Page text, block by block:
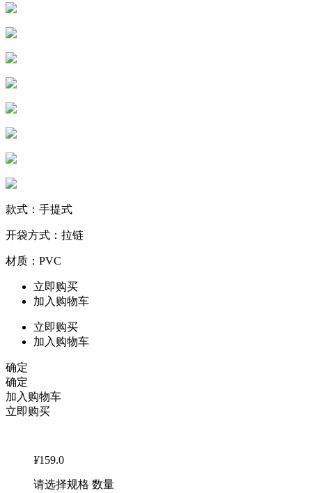
款式：手提式
开袋方式：拉链
材质：PVC
立即购买
加入购物车
立即购买
加入购物车
确定
确定
加入购物车
立即购买
¥159.0
请选择规格 数量